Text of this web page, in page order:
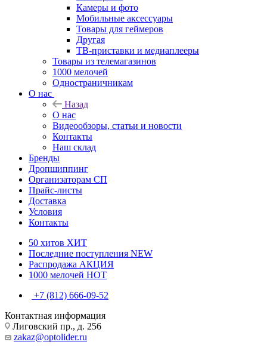
Камеры и фото
Мобильные аксессуары
Товары для геймеров
Другая
ТВ-приставки и медиаплееры
Товары из телемагазинов
1000 мелочей
Одностраничникам
О нас
Назад
О нас
Видеообзоры, статьи и новости
Контакты
Наш склад
Бренды
Дропшиппинг
Организаторам СП
Прайс-листы
Доставка
Условия
Контакты
50 хитов ХИТ
Последние поступления NEW
Распродажа АКЦИЯ
1000 мелочей HOT
+7 (812) 666-09-52
Контактная информация
Лиговский пр., д. 256
zakaz@optolider.ru